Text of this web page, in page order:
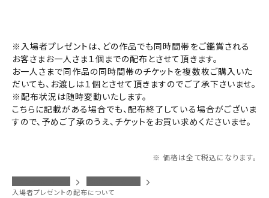
※入場者プレゼントは、どの作品でも同時間帯をご鑑賞される
お客さまお一人さま１個までの配布とさせて頂きます。
お一人さまで同作品の同時間帯のチケットを複数枚ご購入いた
だいても、お渡しは１個とさせて頂きますのでご了承下さいませ。
※配布状況は随時変動いたします。
こちらに記載がある場合でも、配布終了している場合がございま
すので、予めご了承のうえ、チケットをお買い求めくださいませ。
※ 価格は全て税込になります。
入場者プレゼントの配布について